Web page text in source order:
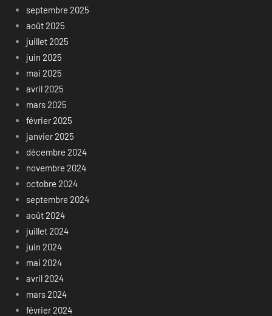
septembre 2025
août 2025
juillet 2025
juin 2025
mai 2025
avril 2025
mars 2025
février 2025
janvier 2025
décembre 2024
novembre 2024
octobre 2024
septembre 2024
août 2024
juillet 2024
juin 2024
mai 2024
avril 2024
mars 2024
février 2024